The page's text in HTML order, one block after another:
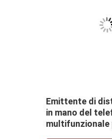
Emittente di
in mano del
multifunzionale